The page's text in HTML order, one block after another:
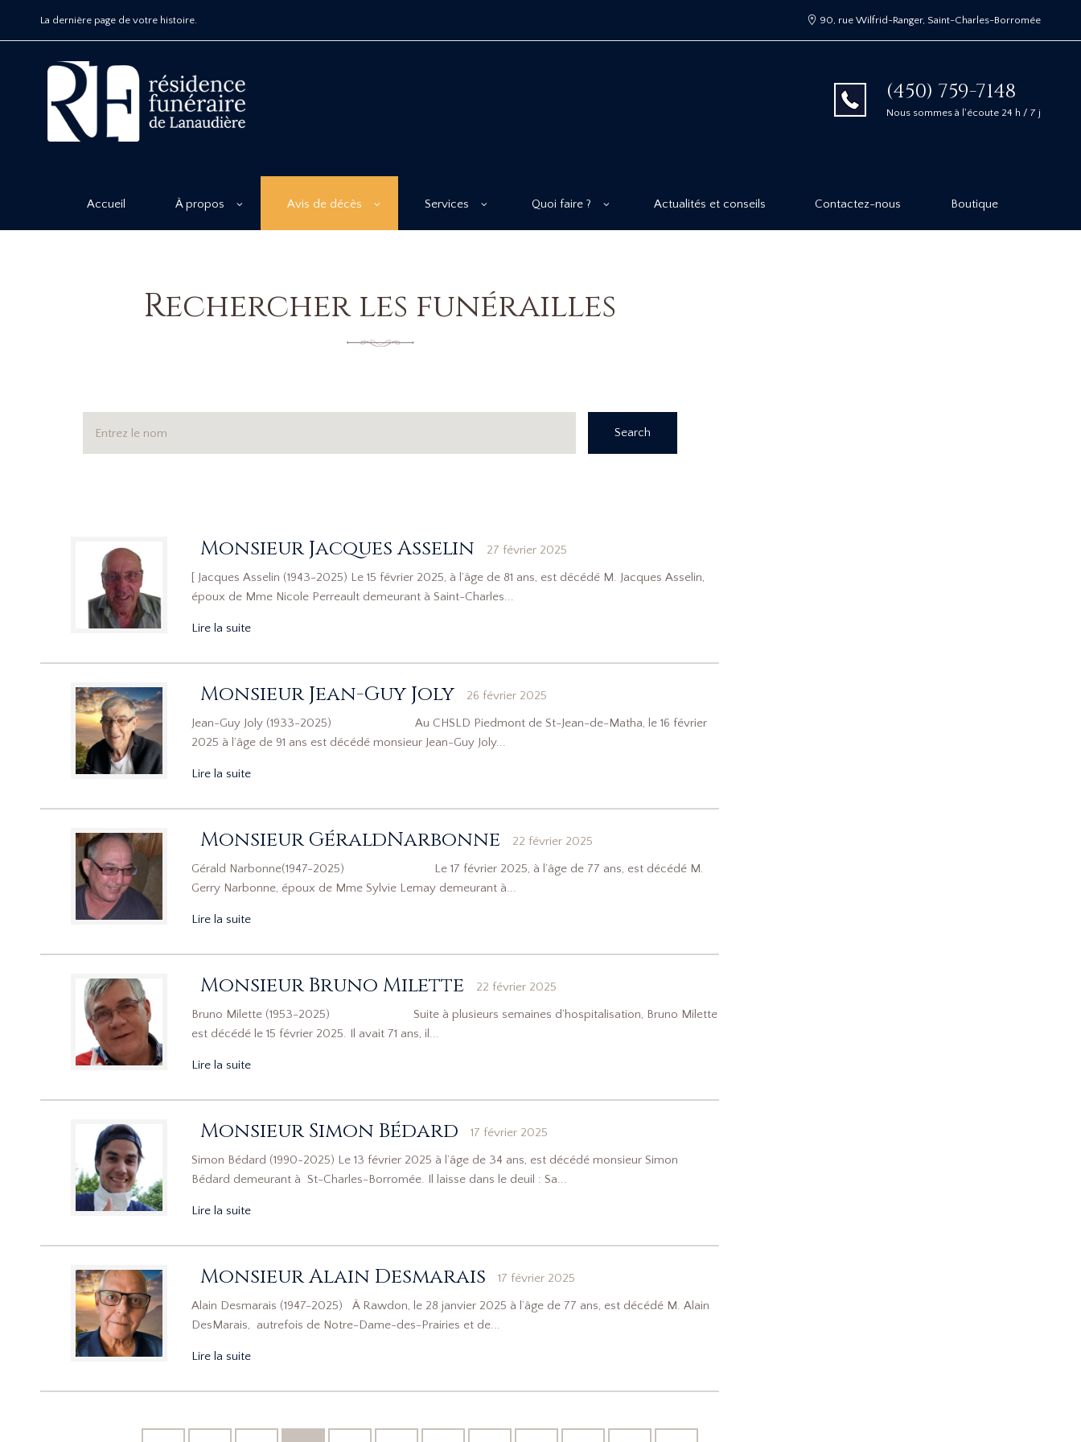
La dernière page de votre histoire. 90, rue Wilfrid-Ranger, Saint-Charles-Borromée
(450) 759-7148
Nous sommes à l'écoute 24 h / 7 j
Accueil À propos Avis de décès Services Quoi faire ? Actualités et conseils Contactez-nous Boutique
Rechercher les funérailles
Search
Monsieur Jacques Asselin 27 février 2025
[ Jacques Asselin (1943-2025) Le 15 février 2025, à l’âge de 81 ans, est décédé M. Jacques Asselin,
époux de Mme Nicole Perreault demeurant à Saint-Charles...
Lire la suite
Monsieur Jean-Guy Joly 26 février 2025
Jean-Guy Joly (1933-2025) Au CHSLD Piedmont de St-Jean-de-Matha, le 16 février
2025 à l’âge de 91 ans est décédé monsieur Jean-Guy Joly...
Lire la suite
Monsieur GéraldNarbonne 22 février 2025
Gérald Narbonne(1947-2025) Le 17 février 2025, à l’âge de 77 ans, est décédé M.
Gerry Narbonne, époux de Mme Sylvie Lemay demeurant à...
Lire la suite
Monsieur Bruno Milette 22 février 2025
Bruno Milette (1953-2025) Suite à plusieurs semaines d’hospitalisation, Bruno Milette
est décédé le 15 février 2025. Il avait 71 ans, il...
Lire la suite
Monsieur Simon Bédard 17 février 2025
Simon Bédard (1990-2025) Le 13 février 2025 à l’âge de 34 ans, est décédé monsieur Simon
Bédard demeurant à St-Charles-Borromée. Il laisse dans le deuil : Sa...
Lire la suite
Monsieur Alain Desmarais 17 février 2025
Alain Desmarais (1947-2025) À Rawdon, le 28 janvier 2025 à l’âge de 77 ans, est décédé M. Alain
DesMarais, autrefois de Notre-Dame-des-Prairies et de...
Lire la suite